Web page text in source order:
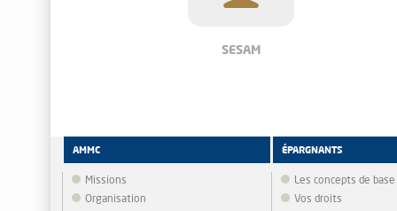
SESAM
AMMC
Missions
Organisation
ÉPARGNANTS
Les concepts de base
Vos droits